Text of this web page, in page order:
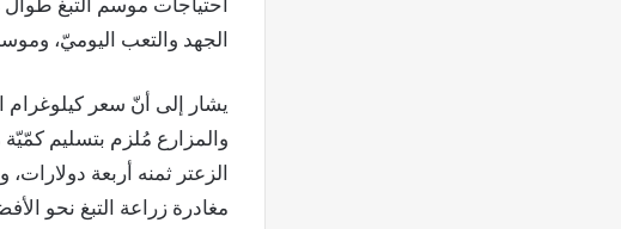
الجهد والتعب اليوميّ،
يشار إلى أنّ سعر كيلوغرام
والمزارع مُلزم بتسليم
الزعتر ثمنه أربعة
مغادرة زراعة التبغ نحو